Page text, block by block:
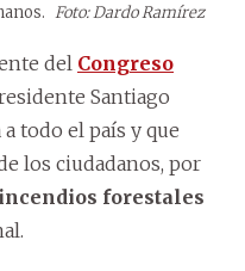
Foto: Dardo Ramírez
del Congreso
Santiago
todo el país y que
los ciudadanos, por
incendios forestales